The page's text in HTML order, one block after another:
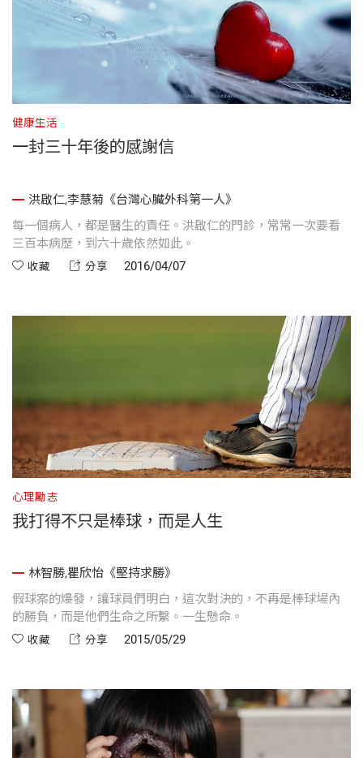
健康生活
一封三十年後的感謝信
洪啟仁,李慧菊《台灣心臟外科第一人》
每一個病人，都是醫生的責任。洪啟仁的門診，常常一次要看
三百本病歷，到六十歲依然如此。
收藏 分享 2016/04/07
心理勵志
我打得不只是棒球，而是人生
林智勝,瞿欣怡《堅持求勝》
假球案的爆發，讓球員們明白，這次對決的，不再是棒球場內
的勝負，而是他們生命之所繫。一生懸命。
收藏 分享 2015/05/29